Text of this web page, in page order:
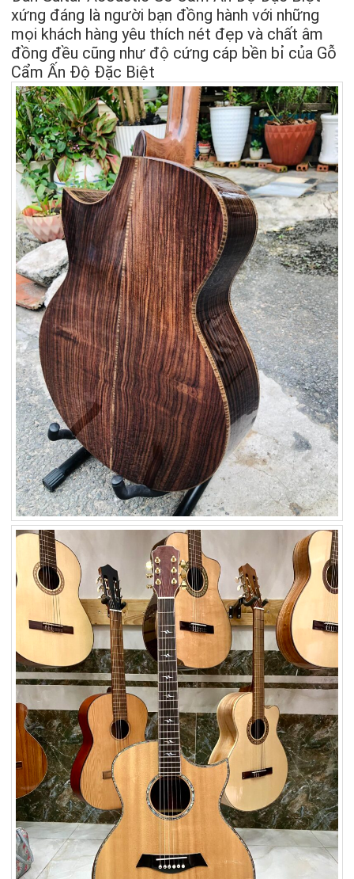
xứng đáng là người bạn đồng hành với những
mọi khách hàng yêu thích nét đẹp và chất âm
đồng đều cũng như độ cứng cáp bền bỉ của Gỗ
Cẩm Ấn Độ Đặc Biệt